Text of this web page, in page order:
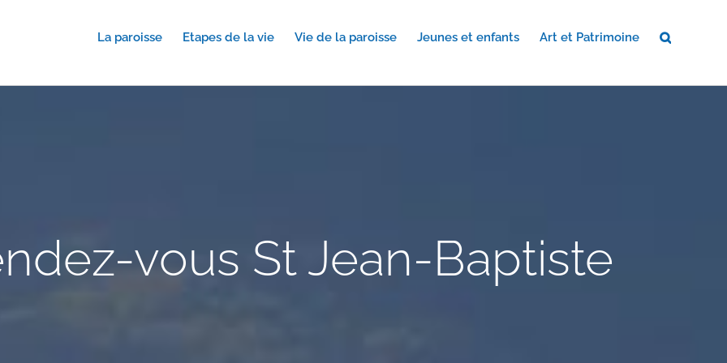
La paroisse Etapes de la vie Vie de la paroisse Jeunes et enfants Art et Patrimoine
vous St Jean-Baptiste